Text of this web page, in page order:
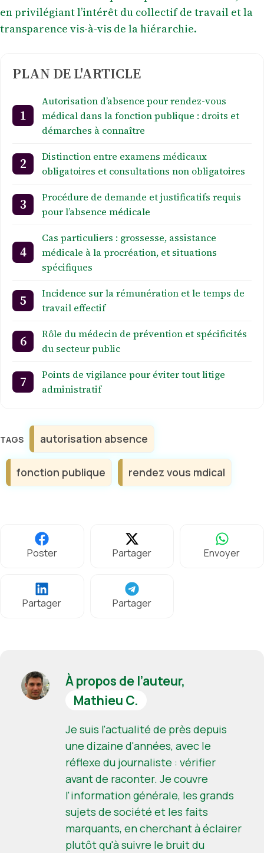
en privilégiant l’intérêt du collectif de travail et la
transparence vis-à-vis de la hiérarchie.
PLAN DE L'ARTICLE
Autorisation d’absence pour rendez-vous
médical dans la fonction publique : droits et
démarches à connaître
Distinction entre examens médicaux
obligatoires et consultations non obligatoires
Procédure de demande et justificatifs requis
pour l’absence médicale
Cas particuliers : grossesse, assistance
médicale à la procréation, et situations
spécifiques
Incidence sur la rémunération et le temps de
travail effectif
Rôle du médecin de prévention et spécificités
du secteur public
Points de vigilance pour éviter tout litige
administratif
Étiquettes
autorisation absence
fonction publique rendez vous mdical
Poster Partager Envoyer
Partager Partager
À propos de l’auteur,
Mathieu C.
Je suis l'actualité de près depuis
une dizaine d'années, avec le
réflexe du journaliste : vérifier
avant de raconter. Je couvre
l'information générale, les grands
sujets de société et les faits
marquants, en cherchant à éclairer
plutôt qu'à suivre le bruit du